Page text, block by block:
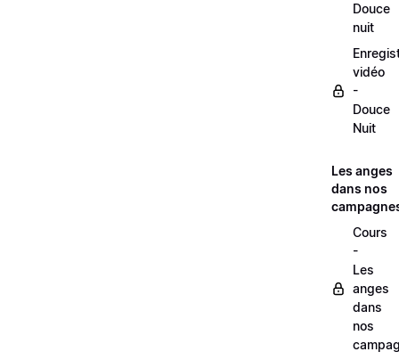
Douce
nuit
vidéo
-
Douce
Nuit
Les anges
dans nos
Cours
-
Les
anges
dans
nos